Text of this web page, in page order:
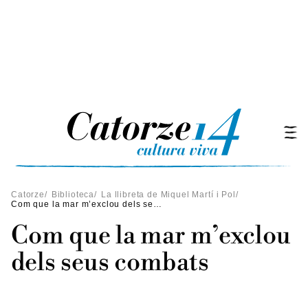
Catorze/ Biblioteca/ La llibreta de Miquel Martí i Pol /
Com que la mar m’exclou dels seus combats
Com que la mar m’exclou
dels seus combats